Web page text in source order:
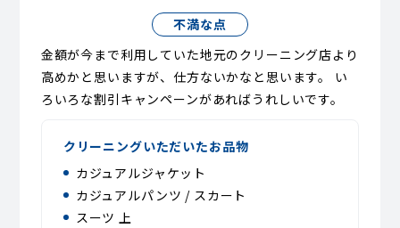
不満な点
金額が今まで利用していた地元のクリーニング店より
高めかと思いますが、仕方ないかなと思います。 い
ろいろな割引キャンペーンがあればうれしいです。
クリーニングいただいたお品物
カジュアルジャケット
カジュアルパンツ / スカート
スーツ 上